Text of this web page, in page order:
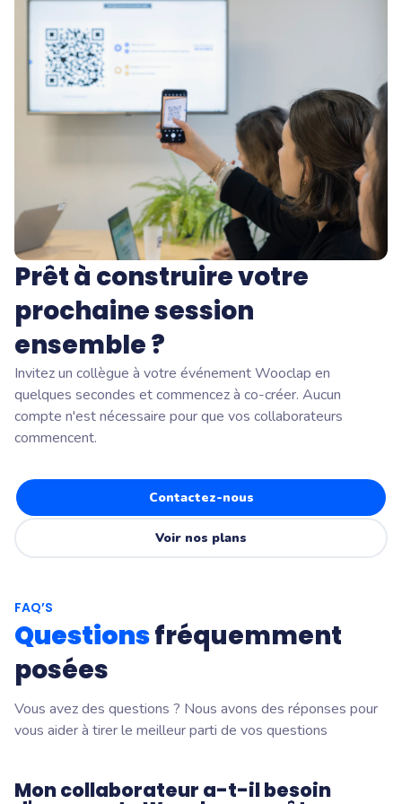
Prêt à construire votre
prochaine session
ensemble ?
Invitez un collègue à votre événement Wooclap en
quelques secondes et commencez à co-créer. Aucun
compte n'est nécessaire pour que vos collaborateurs
commencent.
Contactez-nous
Voir nos plans
FAQ’S
Questionsfréquemment
posées
Vous avez des questions ? Nous avons des réponses pour
vous aider à tirer le meilleur parti de vos questions
Mon collaborateur a-t-il besoin